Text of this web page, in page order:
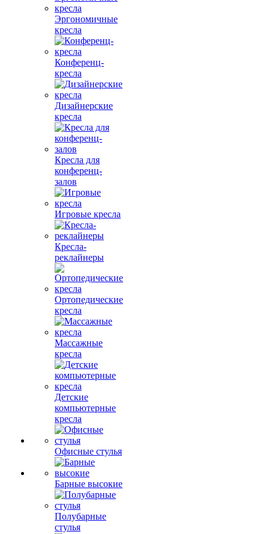
Эргономичные
кресла
Конференц-
кресла
Дизайнерские
кресла
Кресла для
конференц-
залов
Игровые кресла
Кресла-
реклайнеры
Ортопедические
кресла
Массажные
кресла
Детские
компьютерные
кресла
Офисные стулья
Барные высокие
Полубарные
стулья